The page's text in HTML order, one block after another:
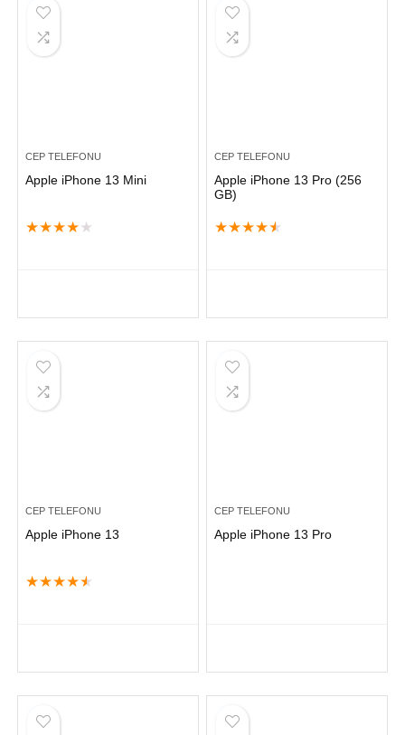
CEP TELEFONU
Apple iPhone 13 Mini
★★★★ ★
CEP TELEFONU
Apple iPhone 13 Pro (256
GB)
★★★★★
CEP TELEFONU
Apple iPhone 13
★★★★★
CEP TELEFONU
Apple iPhone 13 Pro